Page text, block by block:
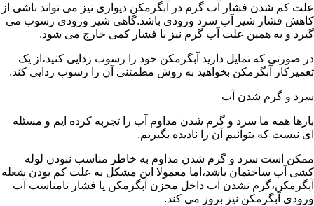
علت کم شدن فشار آب گرم در آبگرمکن دیواری نیز می تواند ناشی از
کاهش فشار شیر آب سرد ورودی باشد.گاهی شیر ورودی رسوب می
گیرد و به همین علت آب گرم نیز با فشار کمی خارج می شود.
در صورتی که تمایل دارید آبگرمکن خود را رسوب زدایی کنید،از یک
تعمیرکار آبگرمکن بخواهید به روش مطمئنی آن را رسوب زدایی کند.
سرد و گرم شدن آب
بارها همه ما سرد و گرم شدن مداوم آب را تجربه کرده ایم و مسئله
ای نیست که بتوانیم آن را نادیده بگیریم.
ممکن است سرد و گرم شدن مداوم به خاطر مناسب نبودن لوله
کشی آب ساختمان باشد،اما معمولا این مشکل به علت کم بودن شعله
آبگرمکن،گرم نشدن آب داخل مخزن آبگرمکن یا فشار نامناسب آب
ورودی آبگرمکن نیز بروز می کند.